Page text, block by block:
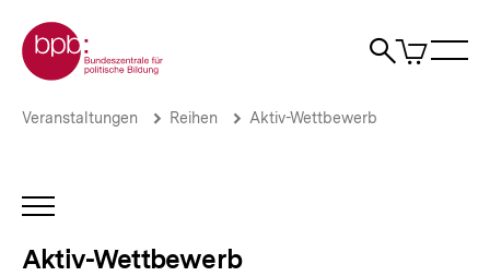
zum
Seiteninhalt
springen
Zur Startseite der bpb
Suche
Artikel
im
Der
Demokratie
und
Toleranz"
Brotkrümelnavigation
Pfadnavigation
Veranstaltungen Reihen Aktiv-Wettbewerb
INHALTSNAVIGATION
Aktiv-Wettbewerb